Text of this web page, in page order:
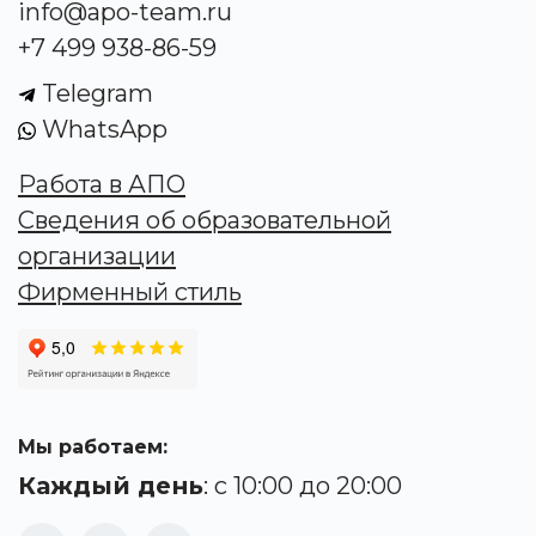
info@apo-team.ru
+7 499 938-86-59
Telegram
WhatsApp
Работа в АПО
Сведения об образовательной
организации
Фирменный стиль
Мы работаем:
Каждый день: с 10:00 до 20:00